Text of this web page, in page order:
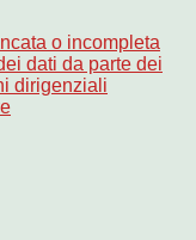
o incompleta
dati da parte dei
dirigenziali